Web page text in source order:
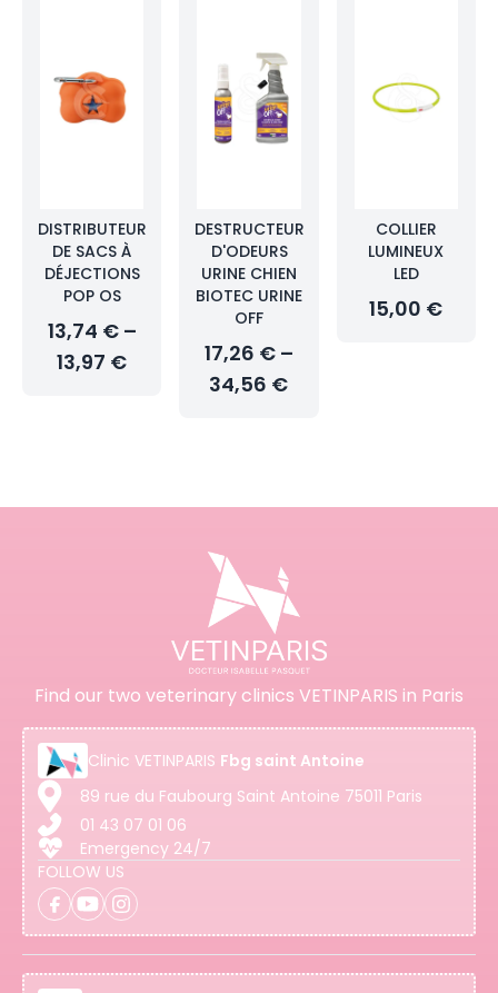
DISTRIBUTEUR
DE SACS À
DÉJECTIONS
POP OS
13,74 € –
13,97 €
DESTRUCTEUR
D'ODEURS
URINE CHIEN
BIOTEC URINE
OFF
17,26 € –
34,56 €
COLLIER
LUMINEUX
LED
15,00 €
Find our two veterinary clinics VETINPARIS in Paris
Clinic VETINPARIS Fbg saint Antoine
89 rue du Faubourg Saint Antoine 75011 Paris
01 43 07 01 06
Emergency 24/7
FOLLOW US